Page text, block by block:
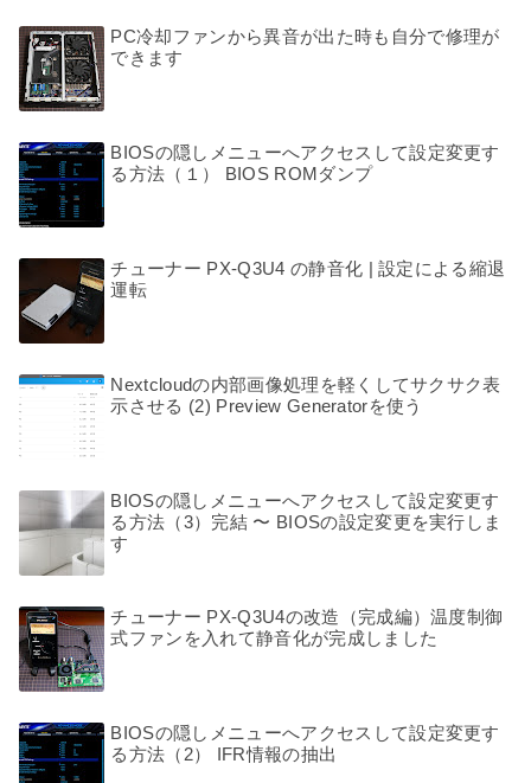
PC冷却ファンから異音が出た時も自分で修理が
できます
BIOSの隠しメニューへアクセスして設定変更す
る方法（１） BIOS ROMダンプ
チューナー PX-Q3U4 の静音化 | 設定による縮退
運転
Nextcloudの内部画像処理を軽くしてサクサク表
示させる (2) Preview Generatorを使う
BIOSの隠しメニューへアクセスして設定変更す
る方法（3）完結 〜 BIOSの設定変更を実行しま
す
チューナー PX-Q3U4の改造（完成編）温度制御
式ファンを入れて静音化が完成しました
BIOSの隠しメニューへアクセスして設定変更す
る方法（2） IFR情報の抽出